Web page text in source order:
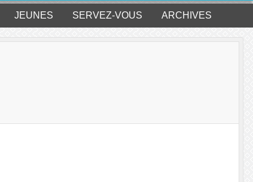
JEUNES SERVEZ-VOUS ARCHIVES